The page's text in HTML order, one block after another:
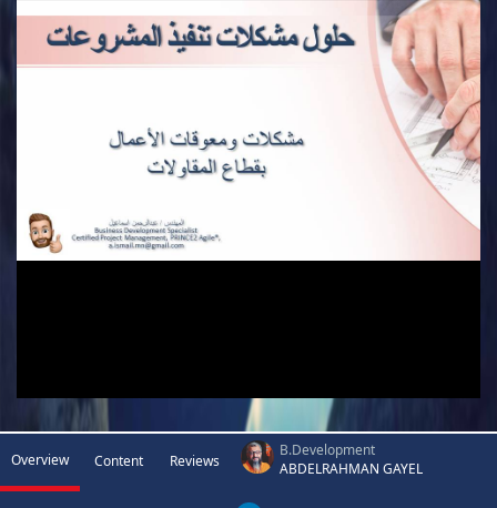
Overview Content Reviews
B.Development
ABDELRAHMAN GAYEL